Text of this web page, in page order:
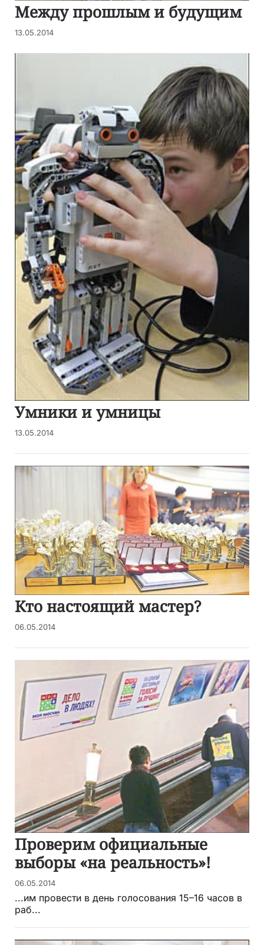
Между прошлым и будущим
13.05.2014
Умники и умницы
13.05.2014
Кто настоящий мастер?
06.05.2014
Проверим официальные
выборы «на реальность»!
06.05.2014
...им провести в день голосования 15–16 часов в
раб...